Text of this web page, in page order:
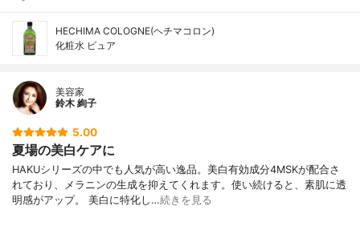
HECHIMA COLOGNE(ヘチマコロン)
化粧水 ピュア
美容家
鈴木 絢子
5.00
夏場の美白ケアに
HAKUシリーズの中でも人気が高い逸品。美白有効成分4MSKが配合さ
れており、メラニンの生成を抑えてくれます。使い続けると、素肌に透
明感がアップ。 美白に特化し…続きを見る